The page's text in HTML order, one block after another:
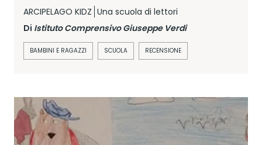
ARCIPELAGO KIDZ Una scuola di lettori
Di Istituto Comprensivo Giuseppe Verdi
BAMBINI E RAGAZZI SCUOLA RECENSIONE